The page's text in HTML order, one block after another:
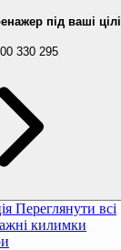
під ваші цілі
330 295
Переглянути всі
килимки